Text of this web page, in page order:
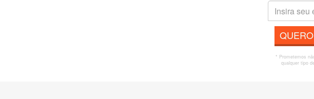
* Prometemos
qualquer tipo